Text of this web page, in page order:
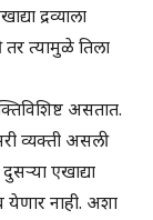
द्रव्याला
त्यामुळे तिला
असतात.
व्यक्ती असली
एखाद्या
नाही. अशा